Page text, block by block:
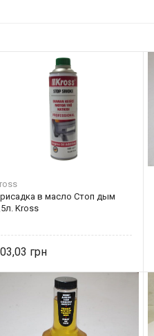
в масло Стоп дым
Kross